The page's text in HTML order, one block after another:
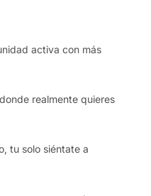
activa con más
realmente quieres
tu solo siéntate a